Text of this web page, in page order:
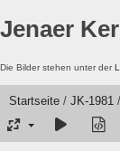
Jenaer
Die Bilder stehen unter der
Startseite / JK-1981 /